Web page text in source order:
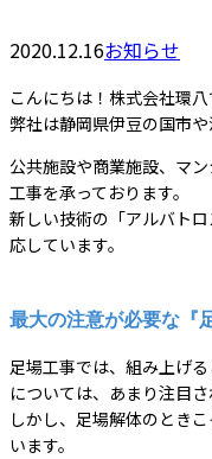
2020.12.16お知らせ
こんにちは！株式会社環八
弊社は静岡県伊豆の国市や
公共施設や商業施設、マ
工事を承っております。
新しい技術の「アルバト
応しています。
最大の注意が必要な『
足場工事では、組み上げ
については、あまり注目さ
しかし、足場解体のとき
います。